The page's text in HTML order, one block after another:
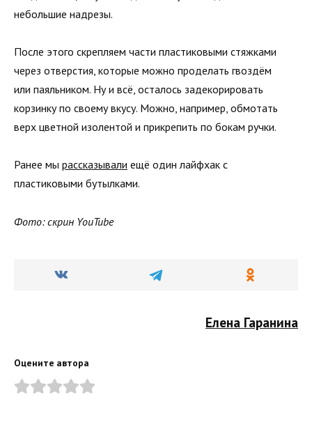
небольшие надрезы.
После этого скрепляем части пластиковыми стяжками
через отверстия, которые можно проделать гвоздём
или паяльником. Ну и всё, осталось задекорировать
корзинку по своему вкусу. Можно, например, обмотать
верх цветной изолентой и прикрепить по бокам ручки.
Ранее мы рассказывали ещё один лайфхак с
пластиковыми бутылками.
Фото: скрин YouTube
Елена Гаранина
Оцените автора